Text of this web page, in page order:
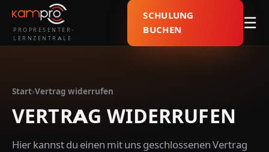
PROPRESENTER-
LERNZENTRALE
SCHULUNG
BUCHEN
☰
Start›Vertrag widerrufen
VERTRAG WIDERRUFEN
Hier kannst du einen mit uns geschlossenen Vertrag